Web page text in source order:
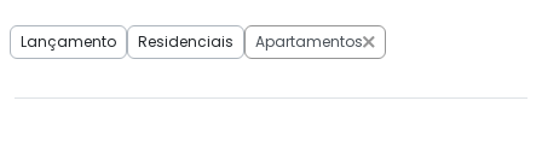
Lançamento Residenciais Apartamentos